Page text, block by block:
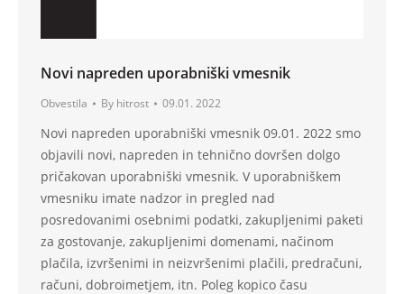
Novi napreden uporabniški vmesnik
Obvestila By hitrost 09.01. 2022
Novi napreden uporabniški vmesnik 09.01. 2022 smo
objavili novi, napreden in tehnično dovršen dolgo
pričakovan uporabniški vmesnik. V uporabniškem
vmesniku imate nadzor in pregled nad
posredovanimi osebnimi podatki, zakupljenimi paketi
za gostovanje, zakupljenimi domenami, načinom
plačila, izvršenimi in neizvršenimi plačili, predračuni,
računi, dobroimetjem, itn. Poleg kopico času